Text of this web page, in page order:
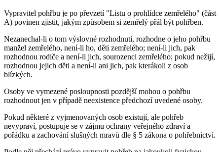
Vypravitel pohřbu je po převzetí "Listu o prohlídce zemřelého" (část
A) povinen zjistit, jakým způsobem si zemřelý přál být pohřben.
Nezanechal-li o tom výslovné rozhodnutí, rozhodne o jeho pohřbu
manžel zemřelého, není-li ho, děti zemřelého; není-li jich, pak
rozhodnou rodiče a není-li jich, sourozenci zemřelého; pokud nežijí,
rozhodnou jejich děti a není-li ani jich, pak kterákoli z osob
blízkých.
Osoby ve vymezené posloupnosti pozdější mohou o pohřbu
rozhodnout jen v případě neexistence předchozí uvedené osoby.
Pokud některé z vyjmenovaných osob existují, ale pohřeb
nevypraví, postupuje se v zájmu ochrany veřejného zdraví a
pořádku a zachování slušných mravů dle § 5 zákona o pohřebnictví.